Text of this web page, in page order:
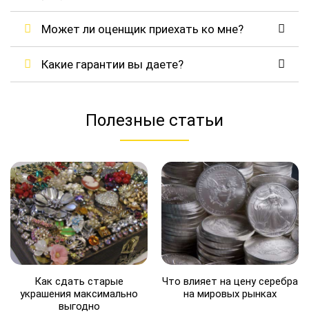
Может ли оценщик приехать ко мне?
Какие гарантии вы даете?
Полезные статьи
Как сдать старые
украшения максимально
выгодно
Что влияет на цену серебра
на мировых рынках